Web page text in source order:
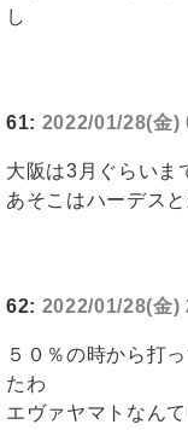
し
61: 2022/01/28(金
大阪は3月ぐらいま
あそこはハーデス
62: 2022/01/28(金
５０％の時から打
たわ
エヴァヤマトなん